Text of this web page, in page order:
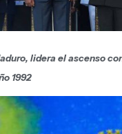
lidera el ascenso
1992